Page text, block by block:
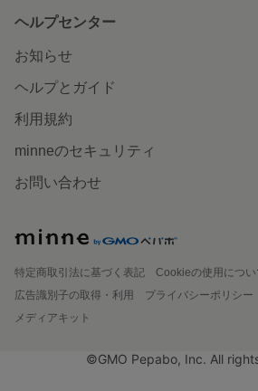
ヘルプセンター
お知らせ
ヘルプとガイド
利用規約
minneのセキュリティ
お問い合わせ
特定商取引法に基づく表記
Cookieの使用につい
広告識別子の取得・利用
プライバシーポリシー
メディアキット
©GMO Pepabo, Inc. All